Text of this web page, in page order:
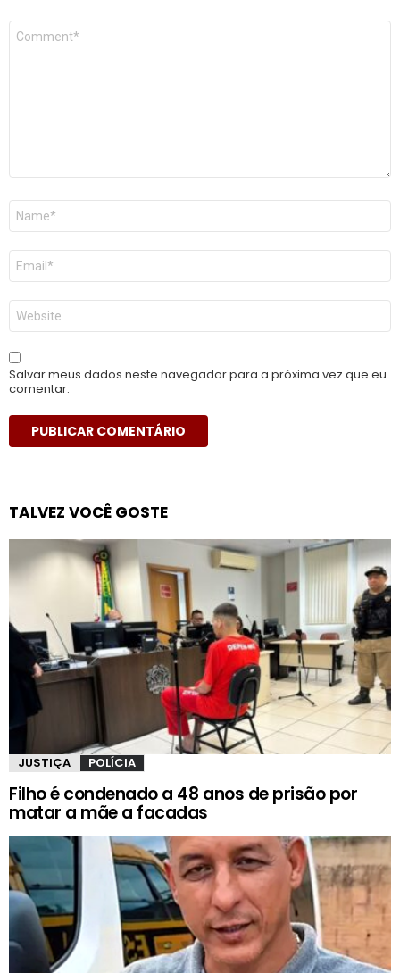
Comentário
Nome
E-
mail
*
Site
Salvar meus dados neste navegador para a próxima vez que eu
comentar.
TALVEZ VOCÊ GOSTE
JUSTIÇA POLÍCIA
Filho é condenado a 48 anos de prisão por
matar a mãe a facadas